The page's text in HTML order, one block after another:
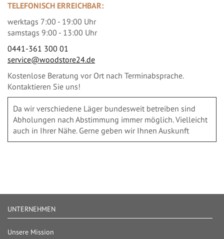
TELEFONISCH ERREICHBAR:
werktags 7:00 - 19:00 Uhr
samstags 9:00 - 13:00 Uhr
0441-361 300 01
service@woodstore24.de
Kostenlose Beratung vor Ort nach Terminabsprache.
Kontaktieren Sie uns!
Da wir verschiedene Läger bundesweit betreiben sind
Abholungen nach Abstimmung immer möglich. Vielleicht
auch in Ihrer Nähe. Gerne geben wir Ihnen Auskunft
UNTERNEHMEN
Unsere Mission